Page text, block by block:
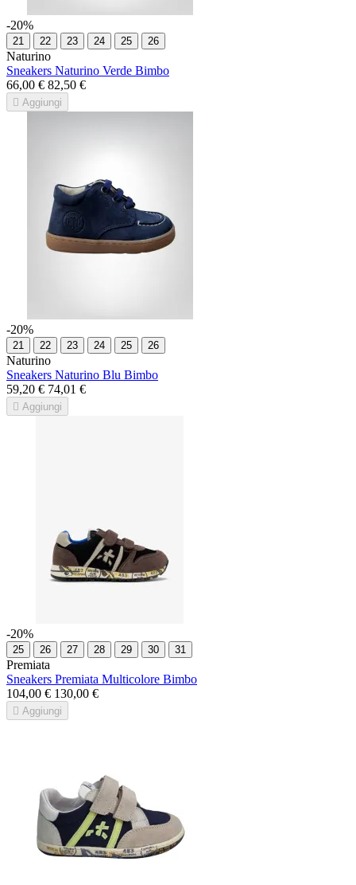
-20%
21 22 23 24 25 26
Naturino
Sneakers Naturino Verde Bimbo
66,00 € 82,50 €
 Aggiungi
-20%
21 22 23 24 25 26
Naturino
Sneakers Naturino Blu Bimbo
59,20 € 74,01 €
 Aggiungi
-20%
25 26 27 28 29 30 31
Premiata
Sneakers Premiata Multicolore Bimbo
104,00 € 130,00 €
 Aggiungi